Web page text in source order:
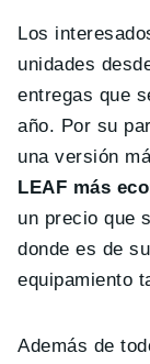
Los
unidades
entregas que
año. Por su
una versión
LEAF más
un precio que
donde es de
equipamiento
Además de